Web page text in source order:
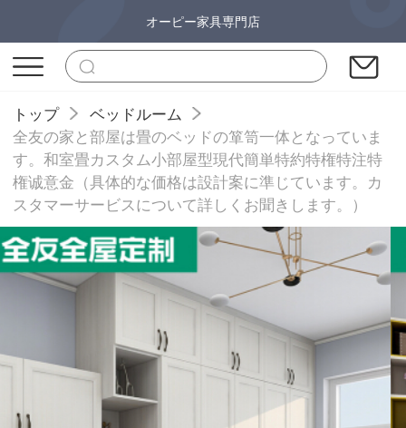
オーピー家具専門店
トップ
ベッドルーム
全友の家と部屋は畳のベッドの箪笥一体となっていま
す。和室畳カスタム小部屋型現代簡単特約特権特注特
権诚意金（具体的な価格は設計案に準じています。カ
スタマーサービスについて詳しくお聞きします。）